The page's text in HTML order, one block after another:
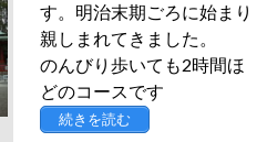
す。明治末期ごろに始まり
親しまれてきました。
のんびり歩いても2時間ほ
どのコースです
続きを読む